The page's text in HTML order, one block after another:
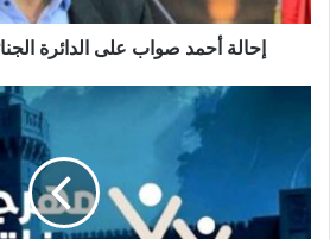
إحالة أحمد صواب على الدائرة